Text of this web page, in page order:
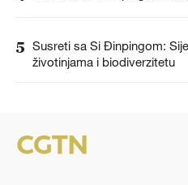
5 Susreti sa Si Đinpingom:
životinjama i biodiverzitetu